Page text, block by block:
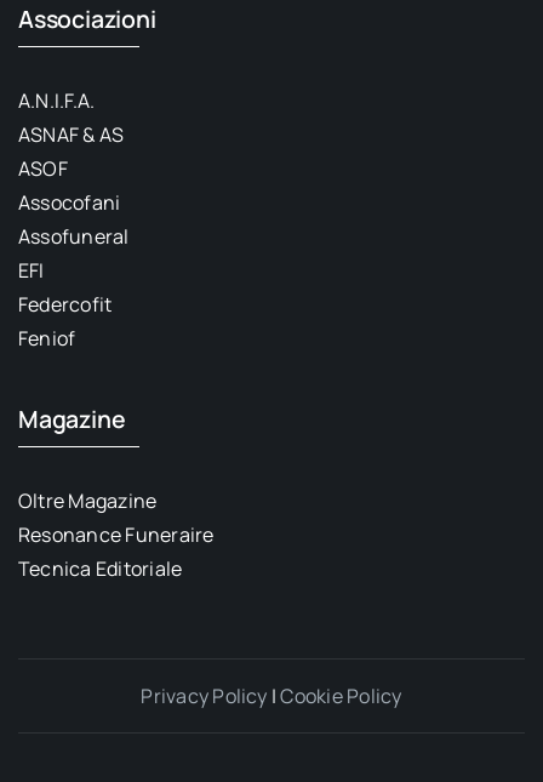
Associazioni
A.N.I.F.A.
ASNAF & AS
ASOF
Assocofani
Assofuneral
EFI
Federcofit
Feniof
Magazine
Oltre Magazine
Resonance Funeraire
Tecnica Editoriale
Privacy Policy |Cookie Policy